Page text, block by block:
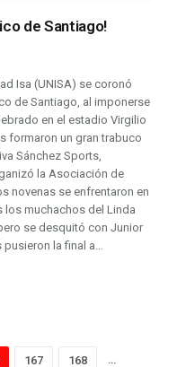
de Santiago!
Isa (UNISA) se coronó
de Santiago, al imponerse
en el estadio Virgilio
formaron un gran trabuco
Sánchez Sports,
la Asociación de
novenas se enfrentaron en
los muchachos del Linda
se desquitó con Junior
la final a…
167 168